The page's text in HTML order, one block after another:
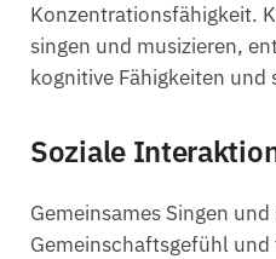
Konzentrationsfähigkeit.
singen und musizieren,
kognitive Fähigkeiten und
Soziale
Gemeinsames Singen
Gemeinschaftsgefühl